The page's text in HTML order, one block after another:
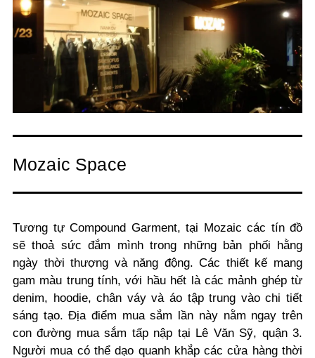
Mozaic Space
Tương tự Compound Garment, tại Mozaic các tín đồ
sẽ thoả sức đắm mình trong những bản phối hằng
ngày thời thượng và năng động. Các thiết kế mang
gam màu trung tính, với hầu hết là các mảnh ghép từ
denim, hoodie, chân váy và áo tập trung vào chi tiết
sáng tạo. Địa điểm mua sắm lần này nằm ngay trên
con đường mua sắm tấp nập tại Lê Văn Sỹ, quận 3.
Người mua có thể dạo quanh khắp các cửa hàng thời